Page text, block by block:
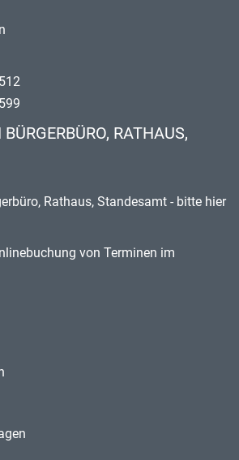
RATHAUS,
Rathaus, Standesamt - bitte hier
von Terminen im